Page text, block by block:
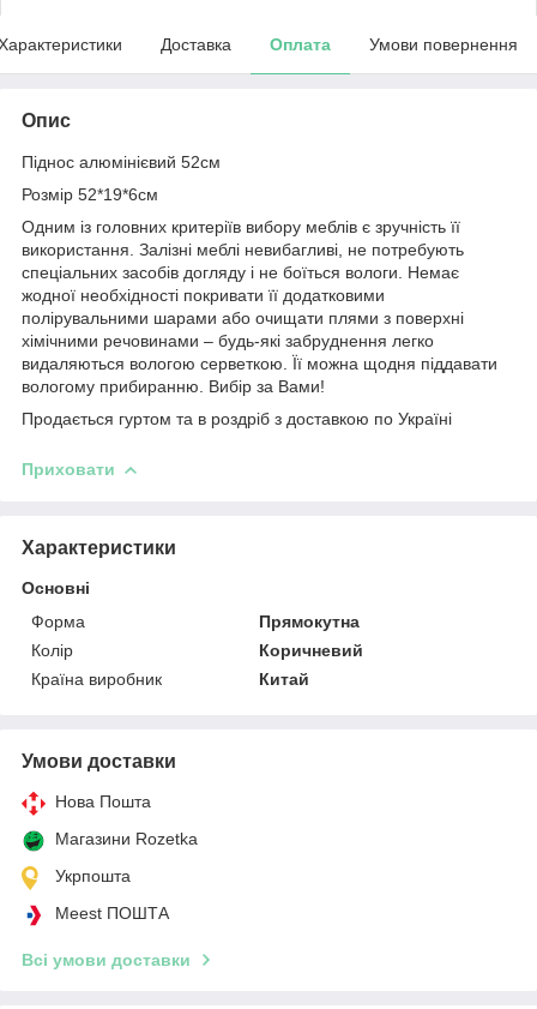
Доставка Оплата Умови повернення
Опис
Піднос алюмінієвий 52см
Розмір 52*19*6см
Одним із головних критеріїв вибору меблів є зручність її
використання. Залізні меблі невибагливі, не потребують
спеціальних засобів догляду і не боїться вологи. Немає
жодної необхідності покривати її додатковими
полірувальними шарами або очищати плями з поверхні
хімічними речовинами – будь-які забруднення легко
видаляються вологою серветкою. Її можна щодня піддавати
вологому прибиранню. Вибір за Вами!
Продається гуртом та в роздріб з доставкою по Україні
Приховати
Характеристики
Основні
Форма
Прямокутна
Колір
Коричневий
Країна виробник
Китай
Умови доставки
Нова Пошта
Магазини Rozetka
Укрпошта
Meest ПОШТА
Всі умови доставки